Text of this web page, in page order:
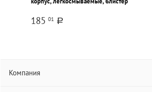
185 01 a
Компания